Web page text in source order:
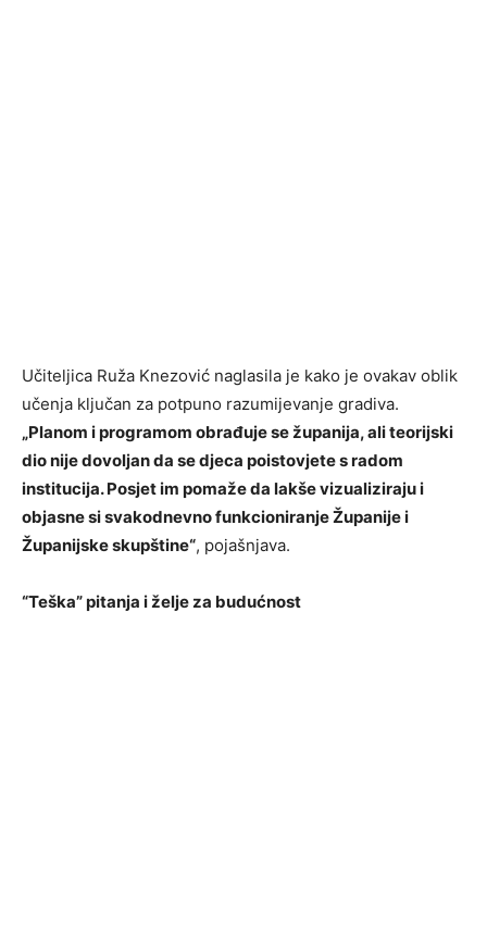
Učiteljica Ruža Knezović naglasila je kako je ovakav oblik
učenja ključan za potpuno razumijevanje gradiva.
„Planom i programom obrađuje se županija, ali teorijski
dio nije dovoljan da se djeca poistovjete s radom
institucija. Posjet im pomaže da lakše vizualiziraju i
objasne si svakodnevno funkcioniranje Županije i
Županijske skupštine“, pojašnjava.
“Teška” pitanja i želje za budućnost